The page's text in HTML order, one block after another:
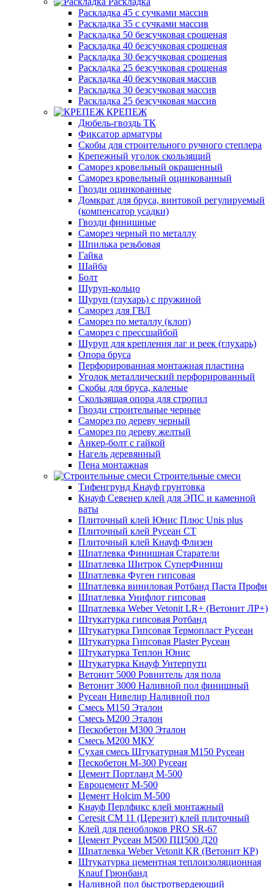
Раскладка 45 с сучками массив
Раскладка 35 с сучками массив
Раскладка 50 безсучковая срощеная
Раскладка 40 безсучковая срощеная
Раскладка 30 безсучковая срощеная
Раскладка 25 безсучковая срощеная
Раскладка 40 безсучковая массив
Раскладка 30 безсучковая массив
Раскладка 25 безсучковая массив
КРЕПЕЖ
Дюбель-гвоздь ТК
Фиксатор арматуры
Скобы для строительного ручного степлера
Крепежный уголок скользящий
Саморез кровельный окрашенный
Саморез кровельный оцинкованный
Гвозди оцинкованные
Домкрат для бруса, винтовой регулируемый
(компенсатор усадки)
Гвозди финишные
Саморез черный по металлу
Шпилька резьбовая
Гайка
Шайба
Болт
Шуруп-кольцо
Шуруп (глухарь) с пружиной
Саморез для ГВЛ
Саморез по металлу (клоп)
Саморез с прессшайбой
Шуруп для крепления лаг и реек (глухарь)
Опора бруса
Перфорированная монтажная пластина
Уголок металлический перфорированный
Скобы для бруса, каленые
Скользящая опора для стропил
Гвозди строительные черные
Саморез по дереву черный
Саморез по дереву желтый
Анкер-болт с гайкой
Нагель деревянный
Пена монтажная
Строительные смеси
Тифенгрунд Кнауф грунтовка
Кнауф Севенер клей для ЭПС и каменной
ваты
Плиточный клей Юнис Плюс Unis plus
Плиточный клей Русеан СТ
Плиточный клей Кнауф Флизен
Шпатлевка Финишная Старатели
Шпатлевка Шитрок СуперФиниш
Шпатлевка Фуген гипсовая
Шпатлевка виниловая Ротбанд Паста Профи
Шпатлевка Унифлот гипсовая
Шпатлевка Weber Vetonit LR+ (Ветонит ЛР+)
Штукатурка гипсовая Ротбанд
Штукатурка Гипсовая Термопласт Русеан
Штукатурка Гипсовая Plaster Русеан
Штукатурка Теплон Юнис
Штукатурка Кнауф Унтерпутц
Ветонит 5000 Ровнитель для пола
Ветонит 3000 Наливной пол финишный
Русеан Нивелир Наливной пол
Смесь М150 Эталон
Смесь М200 Эталон
Пескобетон М300 Эталон
Смесь М200 МКУ
Сухая смесь Штукатурная М150 Русеан
Пескобетон М-300 Русеан
Цемент Портланд М-500
Евроцемент М-500
Цемент Holcim М-500
Кнауф Перлфикс клей монтажный
Сeresit СМ 11 (Церезит) клей плиточный
Клей для пеноблоков PRO SR-67
Цемент Русеан М500 ПЦ500 Д20
Шпатлевка Weber Vetonit KR (Ветонит КР)
Штукатурка цементная теплоизоляционная
Knauf Грюнбанд
Наливной пол быстротвердеющий